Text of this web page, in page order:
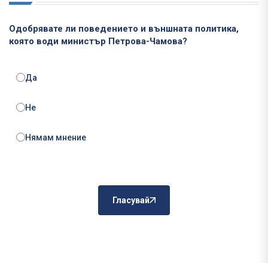
Одобрявате ли поведението и външната политика,
която води министър Петрова-Чамова?
Да
Не
Нямам мнение
Гласувай